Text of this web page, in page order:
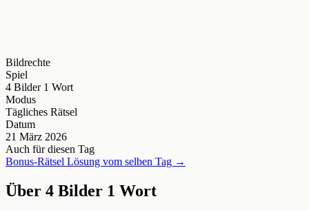
Bildrechte
Spiel
4 Bilder 1 Wort
Modus
Tägliches Rätsel
Datum
21 März 2026
Auch für diesen Tag
Bonus-Rätsel Lösung vom selben Tag →
Über 4 Bilder 1 Wort